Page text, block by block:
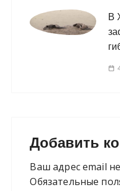
В
Добавить
Ваш адрес email
Обязательные